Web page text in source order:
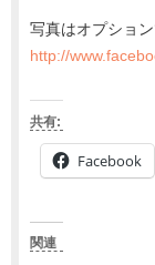
写真はオプショ
http://
共有:
Facebook
関連